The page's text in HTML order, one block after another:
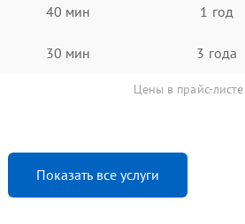
40 мин 1 год
30 мин 3 года
Цены в прайс-
Показать все услуги